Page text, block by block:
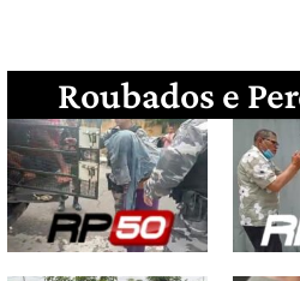
Roubados e